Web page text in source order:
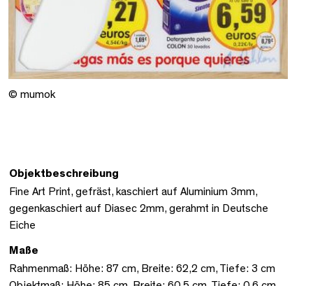
© mumok
Objektbeschreibung
Fine Art Print, gefräst, kaschiert auf Aluminium 3mm,
gegenkaschiert auf Diasec 2mm, gerahmt in Deutsche
Eiche
Maße
Rahmenmaß: Höhe: 87 cm, Breite: 62,2 cm, Tiefe: 3 cm